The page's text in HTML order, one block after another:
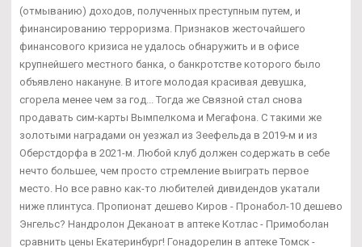
(отмыванию) доходов, полученных преступным путем, и
финансированию терроризма. Признаков жесточайшего
финансового кризиса не удалось обнаружить и в офисе
крупнейшего местного банка, о банкротстве которого было
объявлено накануне. В итоге молодая красивая девушка,
сгорела менее чем за год... Тогда же Связной стал снова
продавать сим-карты Вымпелкома и Мегафона. С такими же
золотыми наградами он уезжал из Зеефельда в 2019-м и из
Оберстдорфа в 2021-м. Любой клуб должен содержать в себе
нечто большее, чем просто стремление выиграть первое
место. Но все равно как-то любителей дивидендов укатали
ниже плинтуса. Пропионат дешево Киров - Пронабол-10 дешево
Энгельс? Нандролон Деканоат в аптеке Котлас - Примоболан
сравнить цены Екатеринбург! Гонадорелин в аптеке Томск -